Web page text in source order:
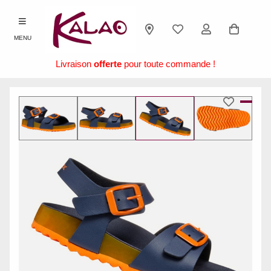
MENU
Livraison offerte pour toute commande !